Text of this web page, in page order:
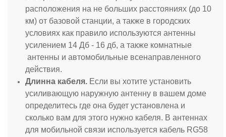
расположения на не больших расстояниях (до 10
км) от базовой станции, а также в городских
условиях как правило используются антенны
усилением 14 Дб - 16 дб, а также комнатные
антенны и автомобильные всенаправленного
действия.
Длинна кабеля. Если вы хотите установить
усиливающую наружную антенну в вашем доме
определитесь где она будет установлена и
сколько вам для этого нужно кабеля. В антеннах
для мобильной связи используется кабель RG58